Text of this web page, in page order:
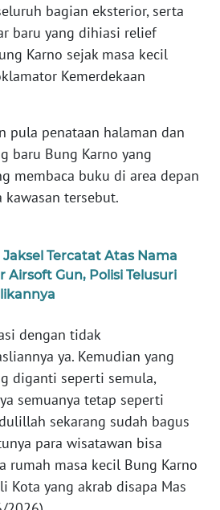
bagian eksterior, serta
baru yang dihiasi relief
Karno sejak masa kecil
Kemerdekaan
pula penataan halaman dan
baru Bung Karno yang
membaca buku di area depan
tersebut.
Tercatat Atas Nama
Gun, Polisi Telusuri
dengan tidak
ya. Kemudian yang
diganti seperti semula,
semuanya tetap seperti
sekarang sudah bagus
para wisatawan bisa
rumah masa kecil Bung Karno
Kota yang akrab disapa Mas